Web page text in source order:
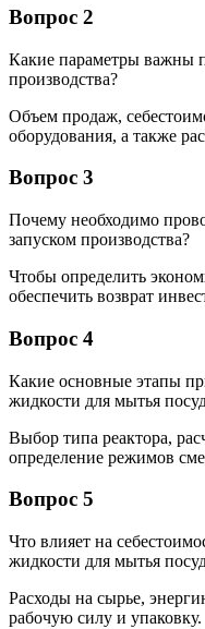
Вопрос 2
Какие параметры важны
производства?
Объем продаж,
оборудования, а также
Вопрос 3
Почему необходимо
запуском производства?
Чтобы определить
обеспечить возврат
Вопрос 4
Какие основные этапы
жидкости для мытья
Выбор типа реактора,
определение режимов
Вопрос 5
Что влияет на
жидкости для мытья
Расходы на сырье,
рабочую силу и упаковку.